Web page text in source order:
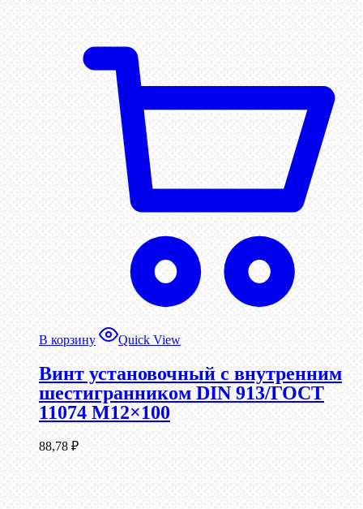
В корзину Quick View
Винт установочный с внутренним
шестигранником DIN 913/ГОСТ
11074 М12×100
88,78 ₽